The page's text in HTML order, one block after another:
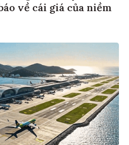
về cái giá của niềm